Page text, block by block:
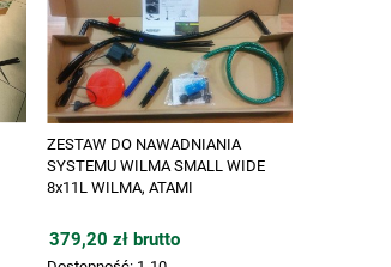
ZESTAW DO NAWADNIANIA
SYSTEMU WILMA SMALL WIDE
8x11L WILMA, ATAMI
379,20 zł brutto